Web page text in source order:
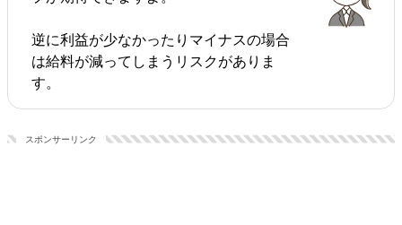
逆に利益が少なかったりマイナスの場合
は給料が減ってしまうリスクがありま
す。
スポンサーリンク